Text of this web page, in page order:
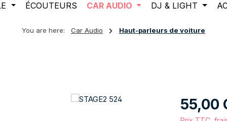
ÉCOUTEURS CAR AUDIO DJ & LIGHT
You are here: Car Audio Haut-parleurs de voiture
Prix régulier :
55,00